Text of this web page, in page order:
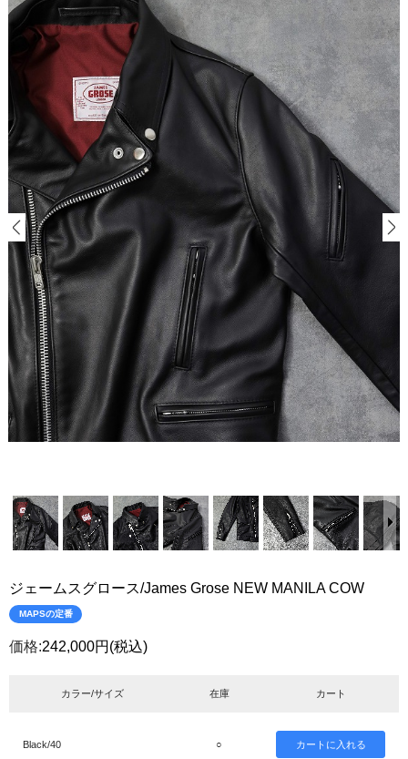
ジェームスグロース/James Grose NEW MANILA COW
MAPSの定番
価格:242,000円 (税込)
カラー/サイズ 在庫 カート
Black/40 ○